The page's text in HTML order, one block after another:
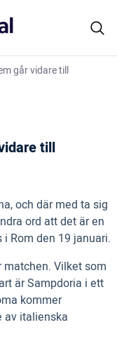
går vidare till
till
och där med ta sig
ord att det är en
Rom den 19 januari.
Vilket som
är Sampdoria i ett
kommer
av italienska